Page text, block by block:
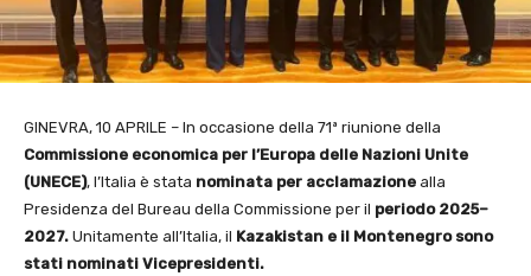
GINEVRA, 10 APRILE – In occasione della 71ª riunione della
Commissione economica per l’Europa delle Nazioni Unite
(UNECE), l’Italia è stata nominata per acclamazione alla
Presidenza del Bureau della Commissione per il periodo 2025–
2027. Unitamente all’Italia, il Kazakistan e il Montenegro sono
stati nominati Vicepresidenti.